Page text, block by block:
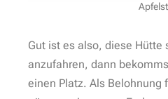
Gut ist es also, diese Hütte
anzufahren, dann
einen Platz. Als Belohnung